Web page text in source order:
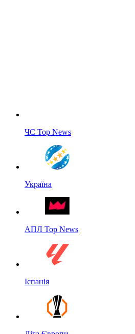
ЧС Top News
Україна
АПЛ Top News
Іспанія